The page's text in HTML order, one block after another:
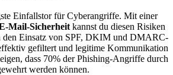
Einfallstor für Cyberangriffe. Mit einer
Mail-Sicherheit kannst du diesen Risiken
den Einsatz von SPF, DKIM und DMARC-
gefiltert und legitime Kommunikation
dass 70% der Phishing-Angriffe durch
werden können.